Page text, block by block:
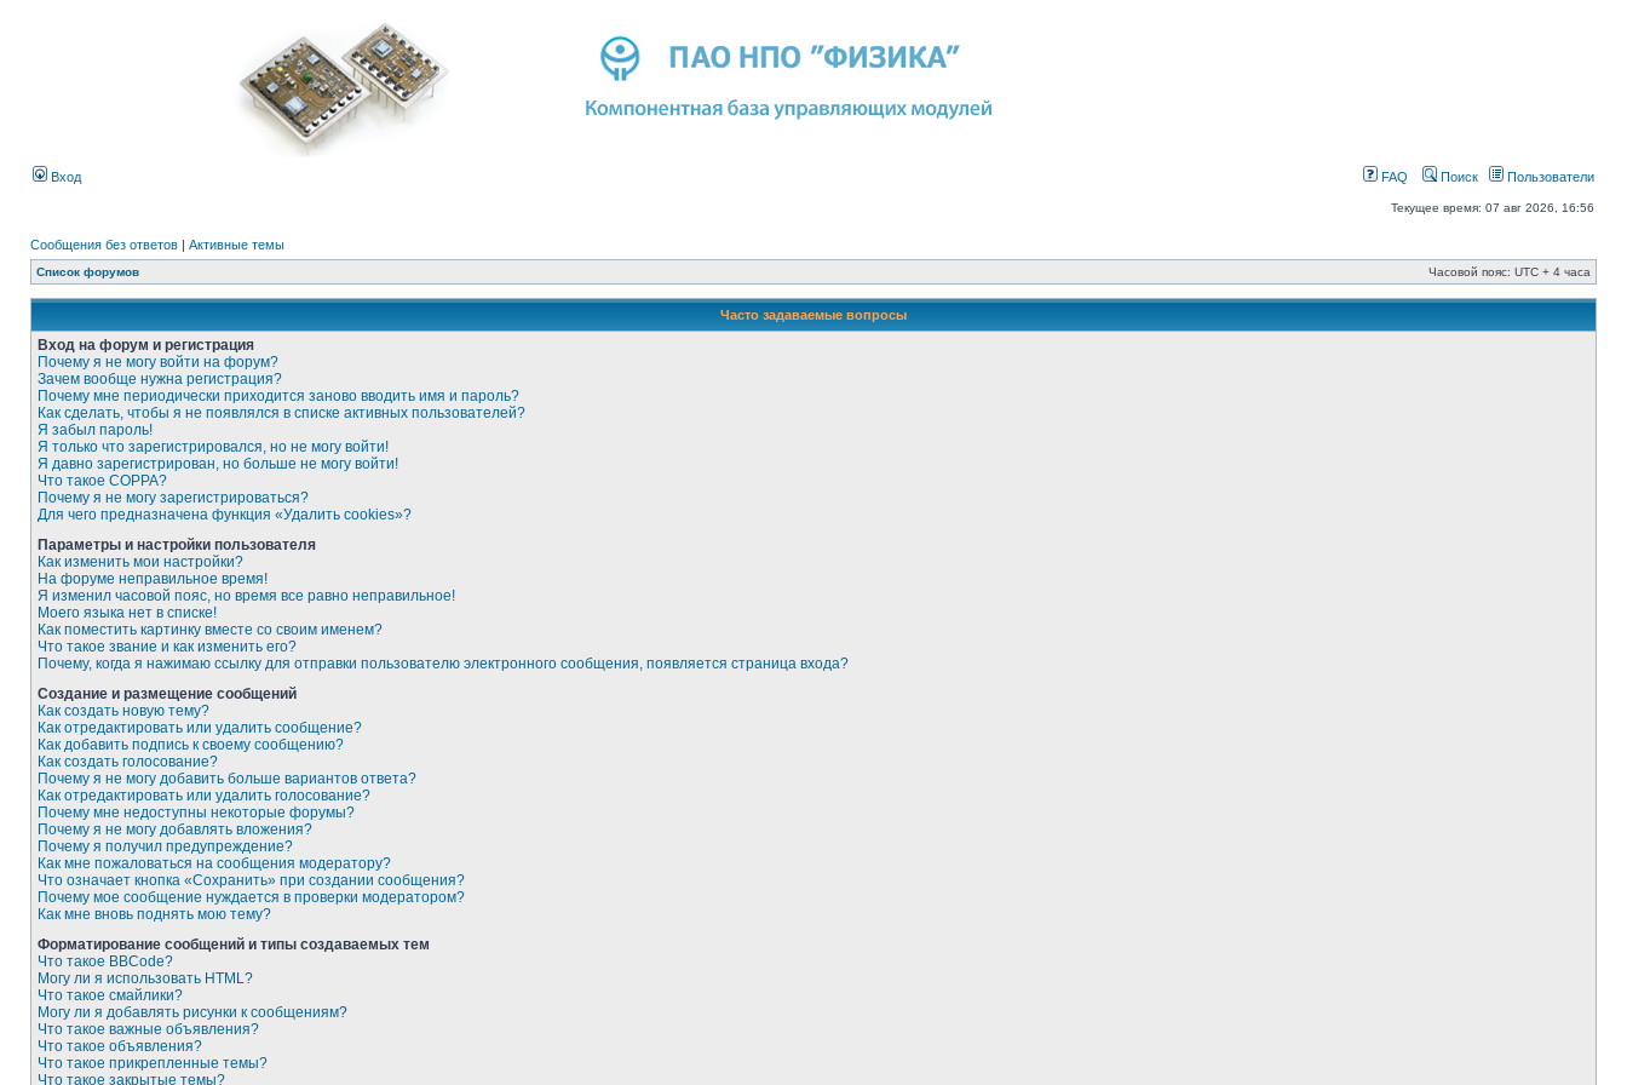
Вход FAQ Поиск Пользователи
Текущее время: 07 авг 2026, 16:56
Сообщения без ответов | Активные темы
Список форумов Часовой пояс: UTC + 4 часа
Часто задаваемые вопросы
Вход на форум и регистрация
Почему я не могу войти на форум?
Зачем вообще нужна регистрация?
Почему мне периодически приходится заново вводить имя и пароль?
Как сделать, чтобы я не появлялся в списке активных пользователей?
Я забыл пароль!
Я только что зарегистрировался, но не могу войти!
Я давно зарегистрирован, но больше не могу войти!
Что такое COPPA?
Почему я не могу зарегистрироваться?
Для чего предназначена функция «Удалить cookies»?
Параметры и настройки пользователя
Как изменить мои настройки?
На форуме неправильное время!
Я изменил часовой пояс, но время все равно неправильное!
Моего языка нет в списке!
Как поместить картинку вместе со своим именем?
Что такое звание и как изменить его?
Почему, когда я нажимаю ссылку для отправки пользователю электронного сообщения, появляется страница входа?
Создание и размещение сообщений
Как создать новую тему?
Как отредактировать или удалить сообщение?
Как добавить подпись к своему сообщению?
Как создать голосование?
Почему я не могу добавить больше вариантов ответа?
Как отредактировать или удалить голосование?
Почему мне недоступны некоторые форумы?
Почему я не могу добавлять вложения?
Почему я получил предупреждение?
Как мне пожаловаться на сообщения модератору?
Что означает кнопка «Сохранить» при создании сообщения?
Почему мое сообщение нуждается в проверки модератором?
Как мне вновь поднять мою тему?
Форматирование сообщений и типы создаваемых тем
Что такое BBCode?
Могу ли я использовать HTML?
Что такое смайлики?
Могу ли я добавлять рисунки к сообщениям?
Что такое важные объявления?
Что такое объявления?
Что такое прикрепленные темы?
Что такое закрытые темы?